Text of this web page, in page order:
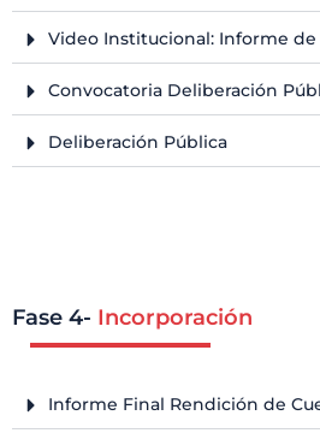
Video Institucional: Informe de
Convocatoria Deliberación
Deliberación Pública
Fase 4- Incorporación
Informe Final Rendición de